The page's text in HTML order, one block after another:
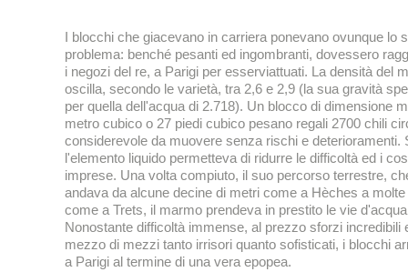
I blocchi che giacevano in carriera ponevano ovunque lo
problema: benché pesanti ed ingombranti, dovessero
i negozi del re, a Parigi per esserviattuati. La densità del
oscilla, secondo le varietà, tra 2,6 e 2,9 (la sua gravità
per quella dell'acqua di 2.718). Un blocco di dimensione
metro cubico o 27 piedi cubico pesano regali 2700 chili
considerevole da muovere senza rischi e deterioramenti.
l'elemento liquido permetteva di ridurre le difficoltà ed i
imprese. Una volta compiuto, il suo percorso terrestre,
andava da alcune decine di metri come a Hèches a
come a Trets, il marmo prendeva in prestito le vie
Nonostante difficoltà immense, al prezzo sforzi incredibili
mezzo di mezzi tanto irrisori quanto sofisticati, i blocchi
a Parigi al termine di una vera epopea.